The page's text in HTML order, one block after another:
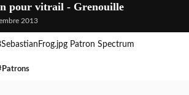
pour vitrail - Grenouille
2013
Patron Spectrum